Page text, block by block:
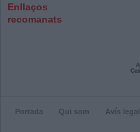
Enllaços
recomanats
Portada Qui som Avís legal